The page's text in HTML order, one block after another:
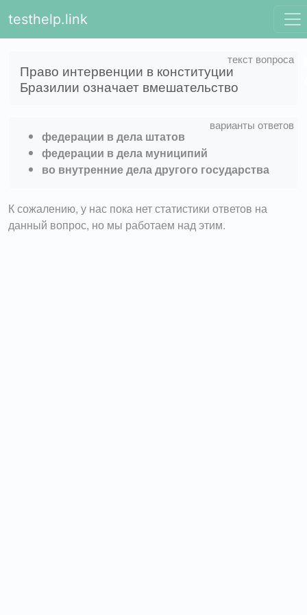
testhelp.link
Право интервенции в конституции
Бразилии означает вмешательство
федерации в дела штатов
федерации в дела муниципий
во внутренние дела другого государства
К сожалению, у нас пока нет статистики ответов на
данный вопрос, но мы работаем над этим.